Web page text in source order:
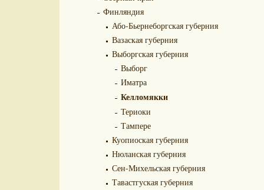
Финляндия
Або-Бьернеборгская губерния
Вазаская губерния
Выборгская губерния
Выборг
Иматра
Келломякки
Териоки
Тампере
Куопиоская губерния
Нюланская губерния
Сен-Михельская губерния
Тавастгуская губерния